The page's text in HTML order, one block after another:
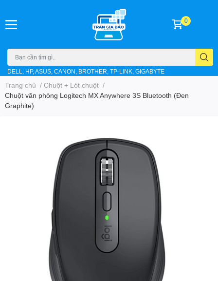
DELL, HP, ASUS, CANON, BROTHER, TP-LINK, GIGABYTE
0
Trang chủ / Chuột + Lót chuột /
Chuột văn phòng Logitech MX Anywhere 3S Bluetooth (Đen
Graphite)